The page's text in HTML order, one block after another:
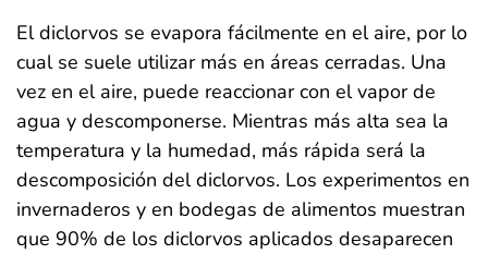
El diclorvos se evapora fácilmente en el aire, por lo
cual se suele utilizar más en áreas cerradas. Una
vez en el aire, puede reaccionar con el vapor de
agua y descomponerse. Mientras más alta sea la
temperatura y la humedad, más rápida será la
descomposición del diclorvos. Los experimentos en
invernaderos y en bodegas de alimentos muestran
que 90% de los diclorvos aplicados desaparecen